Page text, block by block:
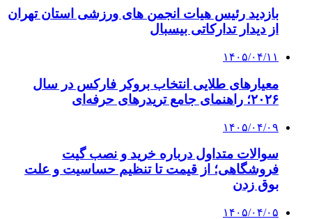
بازدید رئیس هیات انجمن های ورزشی استان تهران
از دیدار تدارکاتی بیسبال
۱۴۰۵/۰۴/۱۱
معیارهای طلایی انتخاب بروکر فارکس در سال
۲۰۲۶؛ راهنمای جامع تریدرهای حرفه‌ای
۱۴۰۵/۰۴/۰۹
سوالات متداول درباره خرید و نصب گیت
فروشگاهی؛ از قیمت تا تنظیم حساسیت و علت
بوق زدن
۱۴۰۵/۰۴/۰۵